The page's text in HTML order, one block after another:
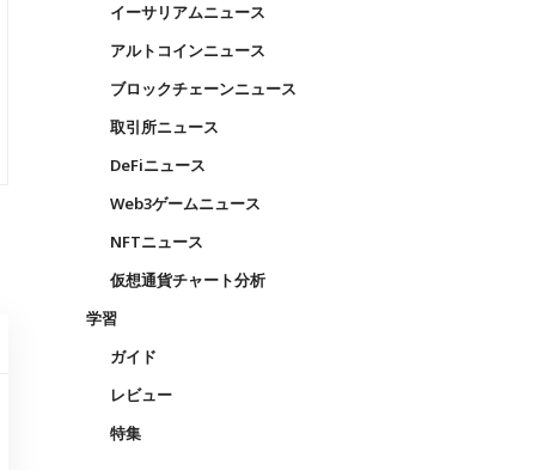
イーサリアムニュース
アルトコインニュース
ブロックチェーンニュース
取引所ニュース
DeFiニュース
Web3ゲームニュース
NFTニュース
仮想通貨チャート分析
学習
ガイド
レビュー
特集